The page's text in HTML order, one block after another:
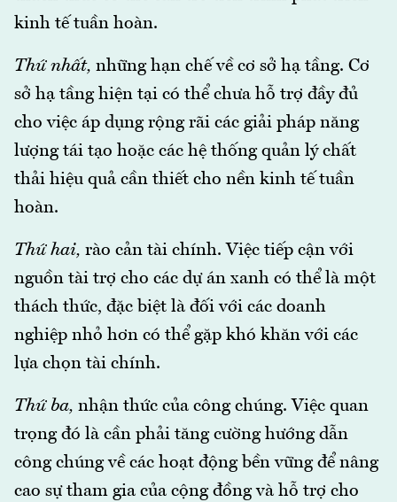
kinh tế tuần hoàn.
Thứ nhất, những hạn chế về cơ sở hạ tầng. Cơ
sở hạ tầng hiện tại có thể chưa hỗ trợ đầy đủ
cho việc áp dụng rộng rãi các giải pháp năng
lượng tái tạo hoặc các hệ thống quản lý chất
thải hiệu quả cần thiết cho nền kinh tế tuần
hoàn.
Thứ hai, rào cản tài chính. Việc tiếp cận với
nguồn tài trợ cho các dự án xanh có thể là một
thách thức, đặc biệt là đối với các doanh
nghiệp nhỏ hơn có thể gặp khó khăn với các
lựa chọn tài chính.
Thứ ba, nhận thức của công chúng. Việc quan
trọng đó là cần phải tăng cường hướng dẫn
công chúng về các hoạt động bền vững để nâng
cao sự tham gia của cộng đồng và hỗ trợ cho